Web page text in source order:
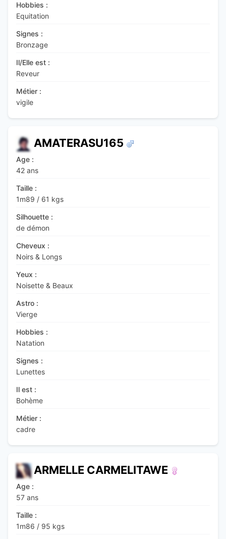
Hobbies :
Equitation
Signes :
Bronzage
Il/Elle est :
Reveur
Métier :
vigile
AMATERASU165
Age :
42 ans
Taille :
1m89 / 61 kgs
Silhouette :
de démon
Cheveux :
Noirs & Longs
Yeux :
Noisette & Beaux
Astro :
Vierge
Hobbies :
Natation
Signes :
Lunettes
Il est :
Bohème
Métier :
cadre
ARMELLE CARMELITAWE
Age :
57 ans
Taille :
1m86 / 95 kgs